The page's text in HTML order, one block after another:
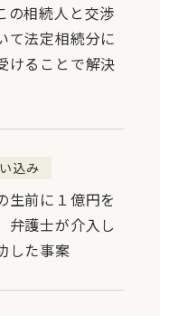
の相続人と交渉
て法定相続分に
けることで解決
込み
生前に１億円を
弁護士が介入し
した事案